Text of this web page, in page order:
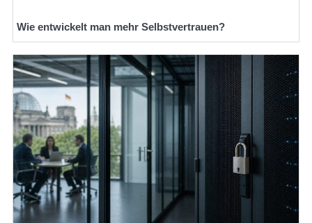
Wie entwickelt man mehr Selbstvertrauen?